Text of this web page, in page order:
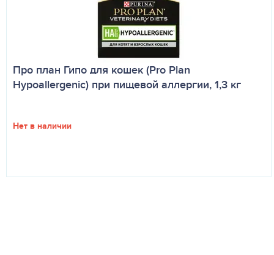
Про план Гипо для кошек (Pro Plan
Hypoallergenic) при пищевой аллергии, 1,3 кг
Нет в наличии